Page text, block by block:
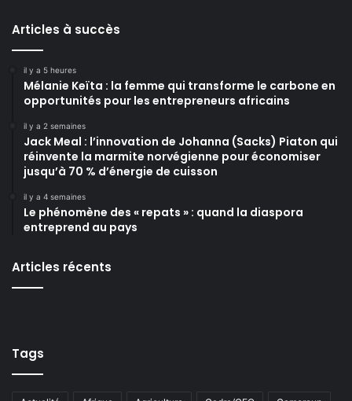
Articles à succès
il y a 5 heures
Mélanie Keïta : la femme qui transforme le carbone en
opportunités pour les entrepreneurs africains
il y a 2 semaines
Jack Meal : l’innovation de Johanna (Sacks) Piaton qui
réinvente la marmite norvégienne pour économiser
jusqu’à 70 % d’énergie de cuisson
il y a 4 semaines
Le phénomène des « repats » : quand la diaspora
entreprend au pays
Articles récents
Tags